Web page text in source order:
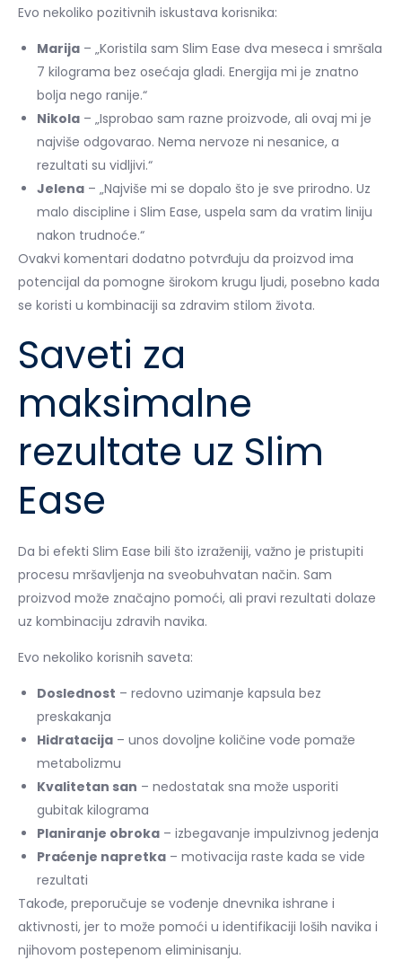
Evo nekoliko pozitivnih iskustava korisnika:
Marija – „Koristila sam Slim Ease dva meseca i smršala
7 kilograma bez osećaja gladi. Energija mi je znatno
bolja nego ranije.“
Nikola – „Isprobao sam razne proizvode, ali ovaj mi je
najviše odgovarao. Nema nervoze ni nesanice, a
rezultati su vidljivi.“
Jelena – „Najviše mi se dopalo što je sve prirodno. Uz
malo discipline i Slim Ease, uspela sam da vratim liniju
nakon trudnoće.“
Ovakvi komentari dodatno potvrđuju da proizvod ima
potencijal da pomogne širokom krugu ljudi, posebno kada
se koristi u kombinaciji sa zdravim stilom života.
Saveti za
maksimalne
rezultate uz Slim
Ease
Da bi efekti Slim Ease bili što izraženiji, važno je pristupiti
procesu mršavljenja na sveobuhvatan način. Sam
proizvod može značajno pomoći, ali pravi rezultati dolaze
uz kombinaciju zdravih navika.
Evo nekoliko korisnih saveta:
Doslednost – redovno uzimanje kapsula bez
preskakanja
Hidratacija – unos dovoljne količine vode pomaže
metabolizmu
Kvalitetan san – nedostatak sna može usporiti
gubitak kilograma
Planiranje obroka – izbegavanje impulzivnog jedenja
Praćenje napretka – motivacija raste kada se vide
rezultati
Takođe, preporučuje se vođenje dnevnika ishrane i
aktivnosti, jer to može pomoći u identifikaciji loših navika i
njihovom postepenom eliminisanju.